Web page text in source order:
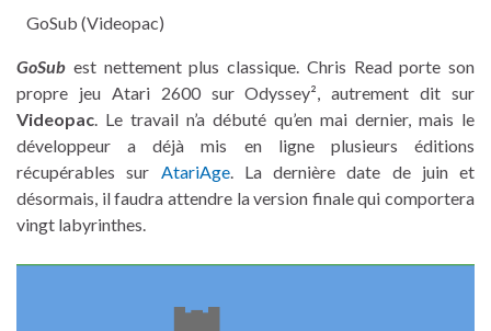
GoSub (Videopac)
GoSub est nettement plus classique. Chris Read porte son
propre jeu Atari 2600 sur Odyssey², autrement dit sur
Videopac. Le travail n’a débuté qu’en mai dernier, mais le
développeur a déjà mis en ligne plusieurs éditions
récupérables sur AtariAge. La dernière date de juin et
désormais, il faudra attendre la version finale qui comportera
vingt labyrinthes.